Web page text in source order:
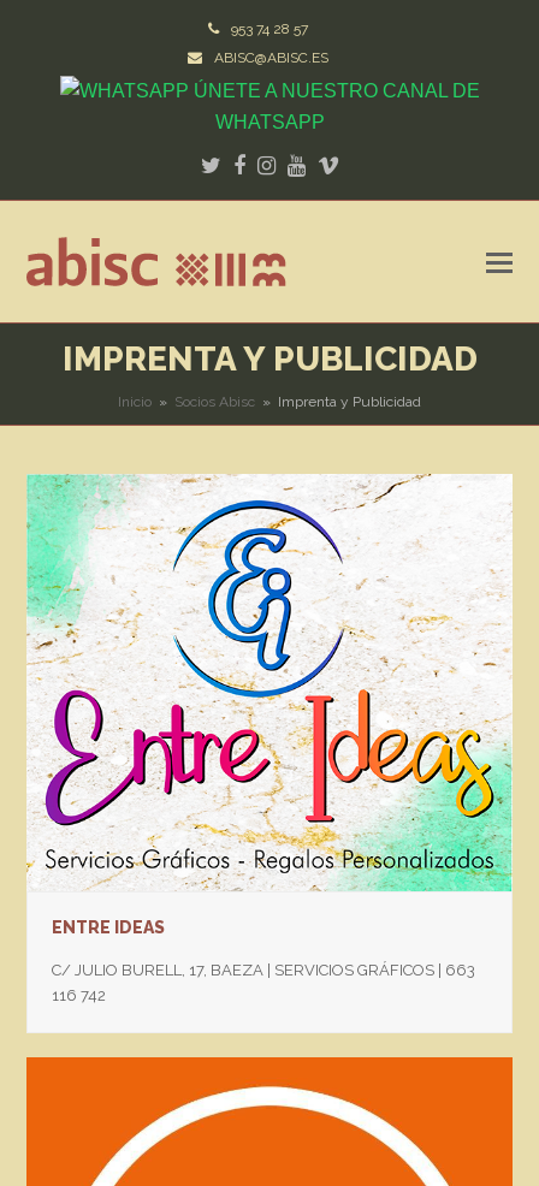
953 74 28 57
ABISC@ABISC.ES
ÚNETE A NUESTRO CANAL DE
WHATSAPP
Twitter
Facebook
Instagram
Youtube
Vimeo
IMPRENTA Y PUBLICIDAD
Inicio » Socios Abisc » Imprenta y Publicidad
ENTRE IDEAS
C/ JULIO BURELL, 17, BAEZA | SERVICIOS GRÁFICOS | 663
116 742